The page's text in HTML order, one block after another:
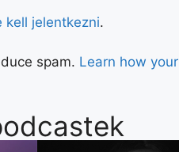
kell jelentkezni.
spam. Learn how